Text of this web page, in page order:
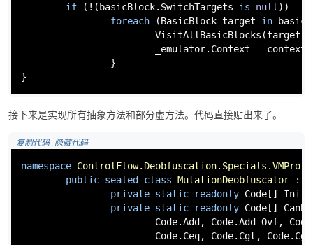
if (!(basicBlock.SwitchTargets is null))
foreach (BasicBlock target in
VisitAllBasicBlocks(target);
_emulator.Context =
}
}
接下来是实现所有抽象方法和部分虚方法。代码直接贴出来了。
复制代码 隐藏代码
namespace
public sealed class MutationDeobfuscator :
private static readonly Code[]
private static readonly Code[]
Code.Add, Code.Add_Ovf, Code.Add_Ovf_Un,
Code.Ceq, Code.Cgt, Code.Cgt_Un,